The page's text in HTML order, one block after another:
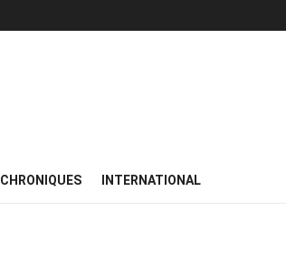
CHRONIQUES INTERNATIONAL